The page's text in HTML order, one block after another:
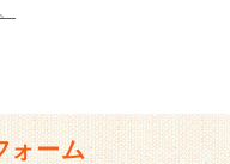
ォーム